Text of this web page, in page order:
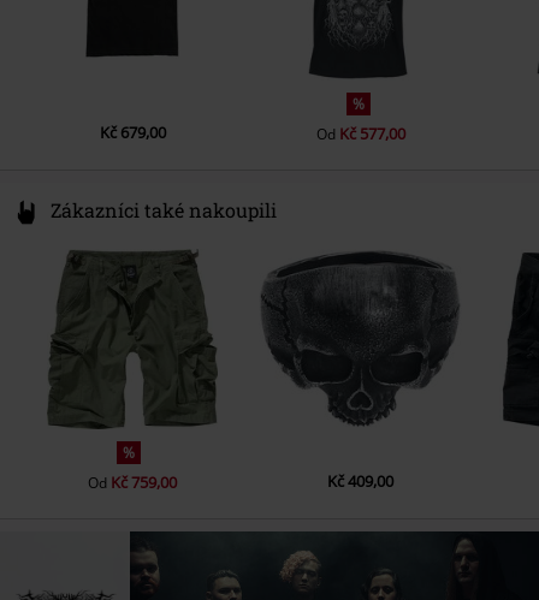
Kč 679,00
%
Od Kč 577,00
Zákazníci také nakoupili
%
Od Kč 759,00 Kč 409,00